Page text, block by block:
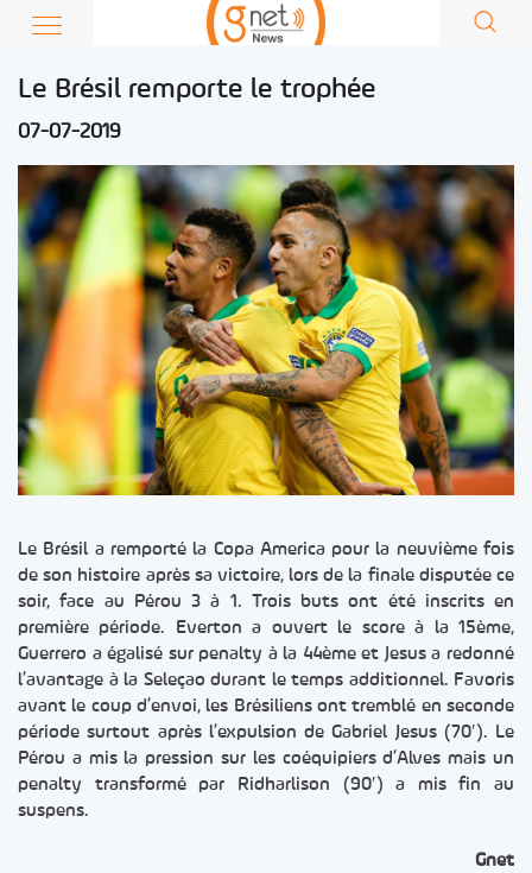
Le Brésil remporte le trophée
07-07-2019
Le Brésil a remporté la Copa America pour la neuvième fois
de son histoire après sa victoire, lors de la finale disputée ce
soir, face au Pérou 3 à 1. Trois buts ont été inscrits en
première période. Everton a ouvert le score à la 15ème,
Guerrero a égalisé sur penalty à la 44ème et Jesus a redonné
l’avantage à la Seleçao durant le temps additionnel. Favoris
avant le coup d’envoi, les Brésiliens ont tremblé en seconde
période surtout après l’expulsion de Gabriel Jesus (70′). Le
Pérou a mis la pression sur les coéquipiers d’Alves mais un
penalty transformé par Ridharlison (90′) a mis fin au
suspens.
Gnet